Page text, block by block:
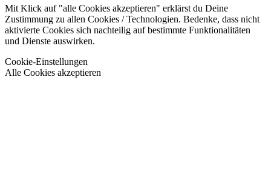
Mit Klick auf "alle Cookies akzeptieren" erklärst du Deine
Zustimmung zu allen Cookies / Technologien. Bedenke, dass nicht
aktivierte Cookies sich nachteilig auf bestimmte Funktionalitäten
und Dienste auswirken.
Cookie-Einstellungen
Alle Cookies akzeptieren